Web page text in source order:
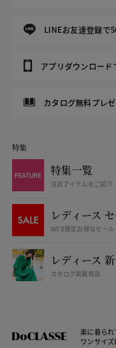
LINEお友達登録で
アプリダウンロード
カタログ無料プレ
特集
特集一覧
注目アイテムをご紹介
レディース
WEB限定お得なセール
レディース
カタログ掲載商品
楽に着られ
ワンサイ